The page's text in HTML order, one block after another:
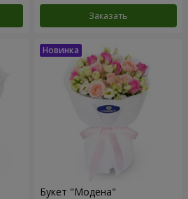
Заказать
Букет "Модена"